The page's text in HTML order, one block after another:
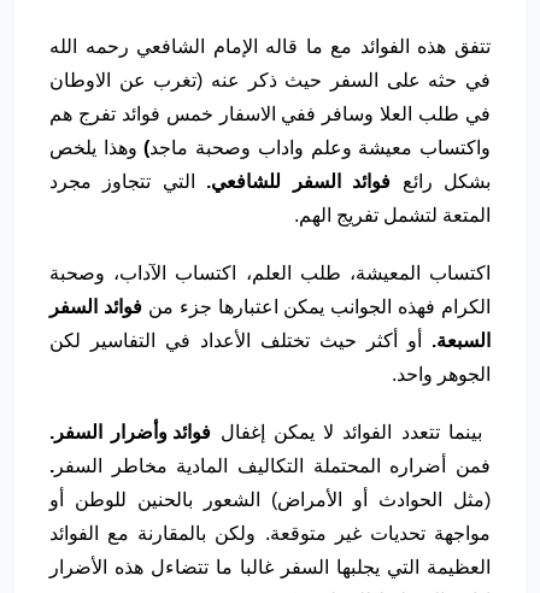
تتفق هذه الفوائد مع ما قاله الإمام الشافعي رحمه الله
في حثه على السفر حيث ذكر عنه (تغرب عن الاوطان
في طلب العلا وسافر ففي الاسفار خمس فوائد تفرج هم
واكتساب معيشة وعلم واداب وصحبة ماجد)وهذا يلخص
بشكل رائع فوائد السفر للشافعي. التي تتجاوز مجرد
المتعة لتشمل تفريج الهم.
اكتساب المعيشة، طلب العلم، اكتساب الآداب، وصحبة
الكرام فهذه الجوانب يمكن اعتبارها جزء منفوائد السفر
السبعة. أو أكثر حيث تختلف الأعداد في التفاسير لكن
الجوهر واحد.
بينما تتعدد الفوائد لا يمكن إغفال فوائد وأضرار السفر.
فمن أضراره المحتملة التكاليف المادية مخاطر السفر .
(مثل الحوادث أو الأمراض) الشعور بالحنين للوطن أو
مواجهة تحديات غير متوقعة. ولكن بالمقارنة مع الفوائد
العظيمة التي يجلبها السفر غالبا ما تتضاءل هذه الأضرار